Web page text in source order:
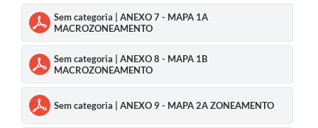
Sem categoria | ANEXO 7 - MAPA 1A
MACROZONEAMENTO
Sem categoria | ANEXO 8 - MAPA 1B
MACROZONEAMENTO
Sem categoria | ANEXO 9 - MAPA 2A ZONEAMENTO